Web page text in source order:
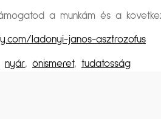
a munkám és a
ladonyi-janos-asztrozofus
nyár, önismeret, tudatosság